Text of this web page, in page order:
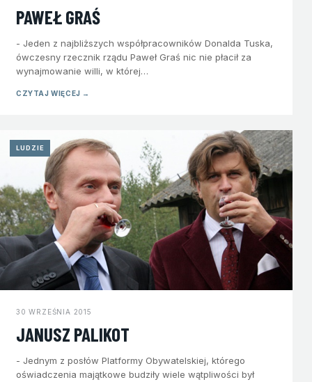
PAWEŁ GRAŚ
- Jeden z najbliższych współpracowników Donalda Tuska,
ówczesny rzecznik rządu Paweł Graś nic nie płacił za
wynajmowanie willi, w której…
CZYTAJ WIĘCEJ →
LUDZIE
30 WRZEŚNIA 2015
JANUSZ PALIKOT
- Jednym z posłów Platformy Obywatelskiej, którego
oświadczenia majątkowe budziły wiele wątpliwości był